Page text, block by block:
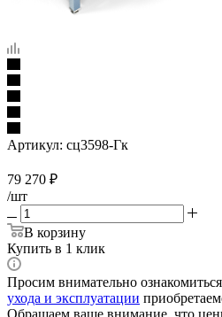
Артикул: сц3598-Гк
79 270 ₽
/шт
В корзину
Купить в 1 клик
Просим внимательно
ухода и эксплуатации
Обращаем ваше внимание, что